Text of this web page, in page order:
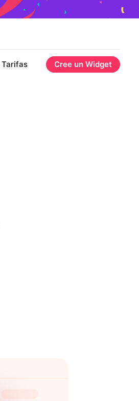
Tarifas Cree un Widget